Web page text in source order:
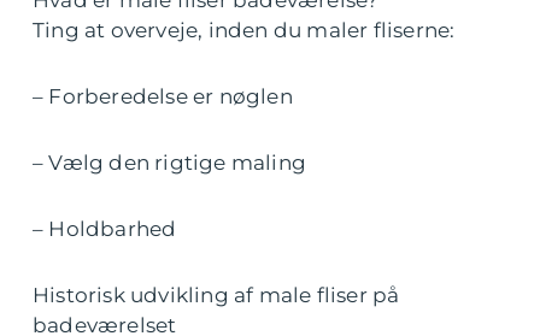
Ting at overveje, inden du maler fliserne:
– Forberedelse er nøglen
– Vælg den rigtige maling
– Holdbarhed
Historisk udvikling af male fliser på
badeværelset